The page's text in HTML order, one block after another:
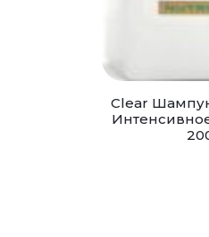
Clear